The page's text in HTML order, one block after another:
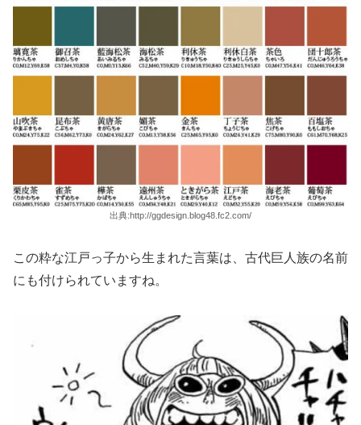
出典:http://ggdesign.blog48.fc2.com/
この粋な江戸っ子から生まれた言葉は、古代巨人族の名前
にも付けられていますね。